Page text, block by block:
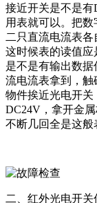
接近开关是不是
用表就可以。把
二只直流电流表各
这时候表的读值
是不是有输出数
流电流表拿到，
物件挨近光电开
DC24V，拿开金
不断几回全是这
二、红外光电开关